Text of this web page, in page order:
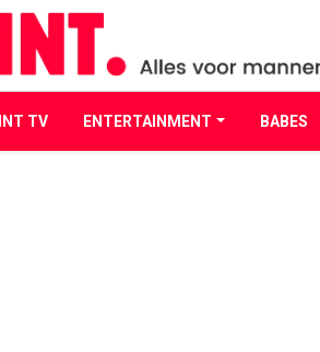
TV ENTERTAINMENT BABES